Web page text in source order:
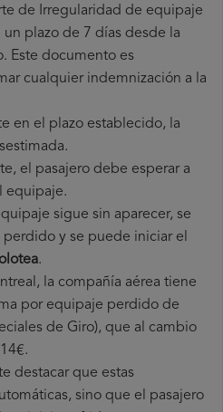
de Irregularidad de equipaje
plazo de 7 días desde la
Este documento es
cualquier indemnización a la
en el plazo establecido, la
el pasajero debe esperar a
equipaje.
sigue sin aparecer, se
y se puede iniciar el
.
la compañía aérea tiene
por equipaje perdido de
de Giro), que al cambio
destacar que estas
sino que el pasajero